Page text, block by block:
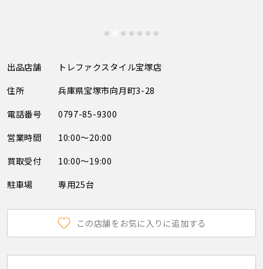
出品店舗
トレファクスタイル宝塚店
住所
兵庫県宝塚市向月町3-28
電話番号
0797-85-9300
営業時間
10:00～20:00
買取受付
10:00～19:00
駐車場
専用25台
この店舗をお気に入りに追加する